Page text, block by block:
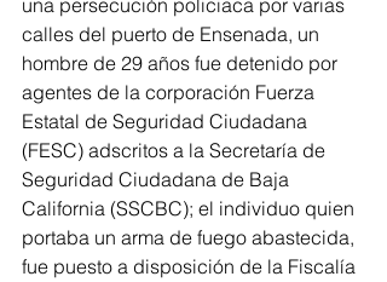
una persecución policiaca por varias
calles del puerto de Ensenada, un
hombre de 29 años fue detenido por
agentes de la corporación Fuerza
Estatal de Seguridad Ciudadana
(FESC) adscritos a la Secretaría de
Seguridad Ciudadana de Baja
California (SSCBC); el individuo quien
portaba un arma de fuego abastecida,
fue puesto a disposición de la Fiscalía